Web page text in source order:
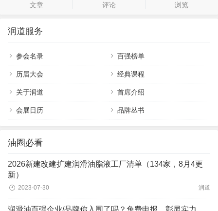
文章 评论 浏览
润道服务
参会名录 百强榜单
历届大会 经典课程
关于润道 首席介绍
会展日历 品牌丛书
油圈必看
2026新建改建扩建润滑油脂液工厂清单（134家，8月4更
新）
2023-07-30 润道
润滑油百强企业/品牌你入围了吗？免费申报，彰显实力